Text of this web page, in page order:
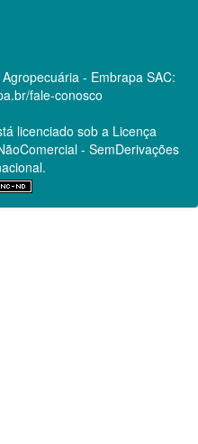
- Embrapa SAC:
fale-conosco
licenciado sob a Licença
- SemDerivações